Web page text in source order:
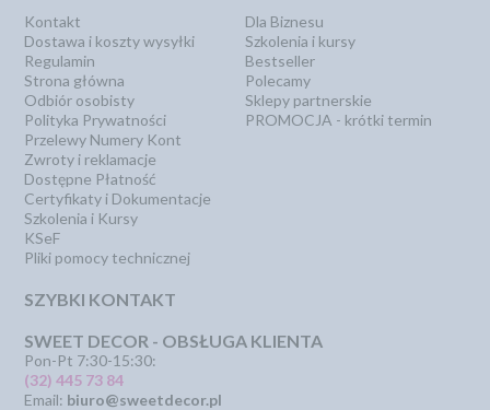
Kontakt
Dostawa i koszty wysyłki
Regulamin
Strona główna
Odbiór osobisty
Polityka Prywatności
Przelewy Numery Kont
Zwroty i reklamacje
Dostępne Płatność
Certyfikaty i Dokumentacje
Szkolenia i Kursy
KSeF
Pliki pomocy technicznej
Dla Biznesu
Szkolenia i kursy
Bestseller
Polecamy
Sklepy partnerskie
PROMOCJA - krótki termin
SZYBKI KONTAKT
SWEET DECOR - OBSŁUGA KLIENTA
Pon-Pt 7:30-15:30:
(32) 445 73 84
Email: biuro@sweetdecor.pl